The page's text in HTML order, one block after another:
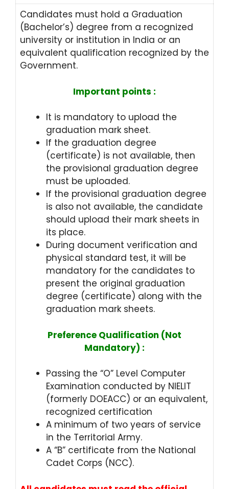
Candidates must hold a Graduation
(Bachelor’s) degree from a recognized
university or institution in India or an
equivalent qualification recognized by the
Government.
Important points :
It is mandatory to upload the
graduation mark sheet.
If the graduation degree
(certificate) is not available, then
the provisional graduation degree
must be uploaded.
If the provisional graduation degree
is also not available, the candidate
should upload their mark sheets in
its place.
During document verification and
physical standard test, it will be
mandatory for the candidates to
present the original graduation
degree (certificate) along with the
graduation mark sheets.
Preference Qualification (Not
Mandatory) :
Passing the “O” Level Computer
Examination conducted by NIELIT
(formerly DOEACC) or an equivalent,
recognized certification
A minimum of two years of service
in the Territorial Army.
A “B” certificate from the National
Cadet Corps (NCC).